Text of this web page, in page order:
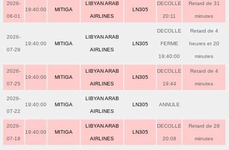
2026-
08-01
19:40:00 MITIGA
LIBYAN ARAB
AIRLINES
LN305
DECOLLE
20:11
Retard de 31
minutes
2026-
07-29
19:40:00 MITIGA
LIBYAN ARAB
AIRLINES
LN305
DECOLLE
FERME
19:40:00
Retard de 4
heures et 20
minutes
2026-
07-25
19:40:00 MITIGA
LIBYAN ARAB
AIRLINES
LN305
DECOLLE
19:44
Retard de 4
minutes
2026-
07-22
19:40:00 MITIGA
LIBYAN ARAB
AIRLINES
LN305 ANNULE
2026-
07-18
19:40:00 MITIGA
LIBYAN ARAB
AIRLINES
LN305
DECOLLE
20:08
Retard de 28
minutes